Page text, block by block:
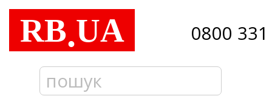
RB.UA 0800